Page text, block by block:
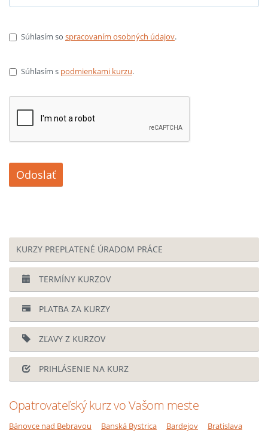
Súhlasím so spracovaním osobných údajov.
Súhlasím s podmienkami kurzu.
Odoslať
KURZY PREPLATENÉ ÚRADOM PRÁCE
TERMÍNY KURZOV
PLATBA ZA KURZY
ZĽAVY Z KURZOV
PRIHLÁSENIE NA KURZ
Opatrovateľský kurz vo Vašom meste
Bánovce nad Bebravou Banská Bystrica Bardejov
Bratislava